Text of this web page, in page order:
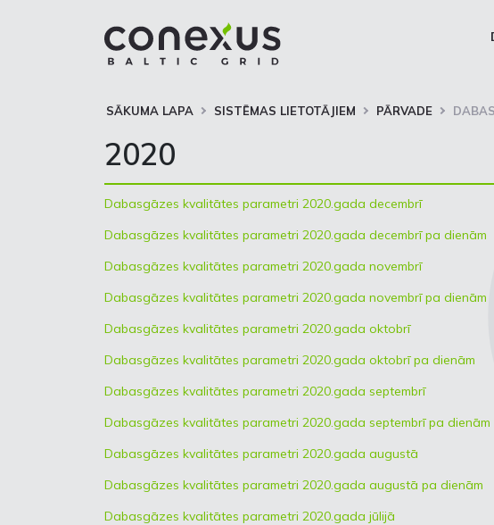
SĀKUMA LAPA SISTĒMAS LIETOTĀJIEM PĀRVADE
2020
Dabasgāzes kvalitātes parametri 2020.gada decembrī
Dabasgāzes kvalitātes parametri 2020.gada decembrī pa dienām
Dabasgāzes kvalitātes parametri 2020.gada novembrī
Dabasgāzes kvalitātes parametri 2020.gada novembrī pa dienām
Dabasgāzes kvalitātes parametri 2020.gada oktobrī
Dabasgāzes kvalitātes parametri 2020.gada oktobrī pa dienām
Dabasgāzes kvalitātes parametri 2020.gada septembrī
Dabasgāzes kvalitātes parametri 2020.gada septembrī pa dienām
Dabasgāzes kvalitātes parametri 2020.gada augustā
Dabasgāzes kvalitātes parametri 2020.gada augustā pa dienām
Dabasgāzes kvalitātes parametri 2020.gada jūlijā